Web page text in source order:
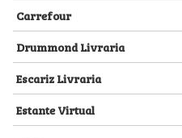
Carrefour
Drummond Livraria
Escariz Livraria
Estante Virtual